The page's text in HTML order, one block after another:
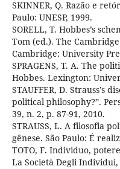
SKINNER, Q. Razão e
Paulo: UNESP, 1999.
SORELL, T. Hobbes’s
Tom (ed.). The
Cambridge: University
SPRAGENS, T. A. The
Hobbes. Lexington:
STAUFFER, D. Strauss’s
political philosophy?”.
39, n. 2, p. 87-91, 2010.
STRAUSS, L. A filosofia
gênese. São Paulo: É
TOTO, F. Individuo,
La Società Degli Individui,